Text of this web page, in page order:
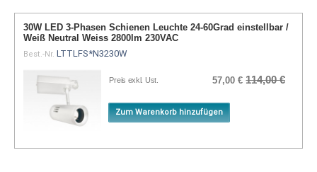
30W LED 3-Phasen Schienen Leuchte 24-60Grad einstellbar /
Weiß Neutral Weiss 2800lm 230VAC
Best.-Nr. LTTLFS*N3230W
Preis exkl. Ust. 57,00 € 114,00 €
Zum Warenkorb hinzufügen